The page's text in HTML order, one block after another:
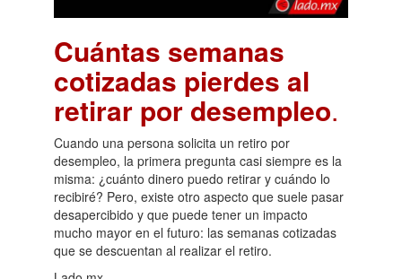
Cuántas semanas
cotizadas pierdes al
retirar por desempleo.
Cuando una persona solicita un retiro por
desempleo, la primera pregunta casi siempre es la
misma: ¿cuánto dinero puedo retirar y cuándo lo
recibiré? Pero, existe otro aspecto que suele pasar
desapercibido y que puede tener un impacto
mucho mayor en el futuro: las semanas cotizadas
que se descuentan al realizar el retiro.